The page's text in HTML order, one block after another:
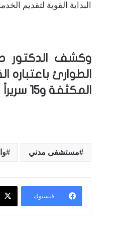
البداية القوية لتقديم
وكشف الدكتور
المكثفة و15 سريراً بالحالات الحرجة إضافة للإنعاش والعنابر والمعمل.
مستشفى مدني
فيسبوك